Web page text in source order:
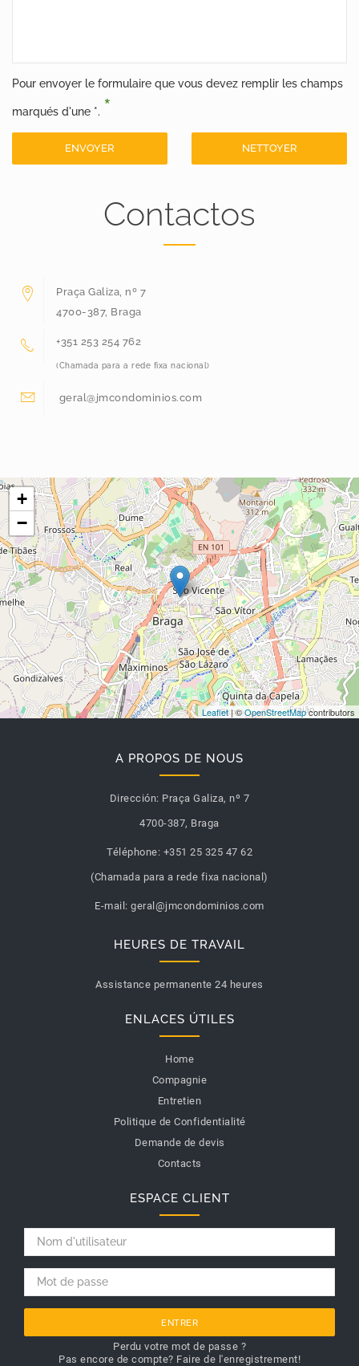
Pour envoyer le formulaire que vous devez remplir les champs
marqués d'une *. *
ENVOYER NETTOYER
Contactos
Praça Galiza, nº 7
4700-387, Braga
+351 253 254 762
(Chamada para a rede fixa nacional)
geral@jmcondominios.com
+
−
Leaflet| ©OpenStreetMapcontributors
A PROPOS DE NOUS
Dirección: Praça Galiza, nº 7
4700-387, Braga
Téléphone: +351 25 325 47 62
(Chamada para a rede fixa nacional)
E-mail: geral@jmcondominios.com
HEURES DE TRAVAIL
Assistance permanente 24 heures
ENLACES ÚTILES
Home
Compagnie
Entretien
Politique de Confidentialité
Demande de devis
Contacts
ESPACE CLIENT
ENTRER
Perdu votre mot de passe ?
Pas encore de compte? Faire de l'enregistrement!